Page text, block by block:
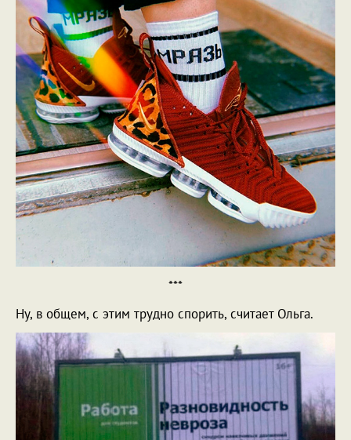
***
Ну, в общем, с этим трудно спорить, считает Ольга.